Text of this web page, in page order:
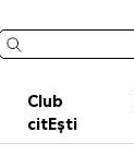
Club
citEști